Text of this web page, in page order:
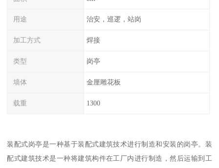
用途 治安，巡逻，站岗
加工方式 焊接
类型 岗亭
墙体 金厘雕花板
载重 1300
装配式岗亭是一种基于装配式建筑技术进行制造和安装的岗亭。装
配式建筑技术是一种将建筑构件在工厂内进行制造，然后运输到工